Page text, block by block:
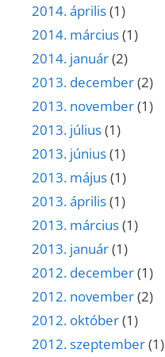
2014. április(1)
2014. március(1)
2014. január(2)
2013. december(2)
2013. november(1)
2013. július(1)
2013. június(1)
2013. május(1)
2013. április(1)
2013. március(1)
2013. január(1)
2012. december(1)
2012. november(2)
2012. október(1)
2012. szeptember(1)